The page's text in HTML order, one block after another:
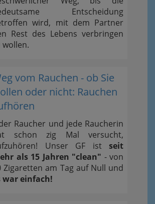
Entscheidung
wird, mit dem Partner
Rest des Lebens verbringen
wollen.
vom Rauchen - ob Sie
oder nicht: Rauchen
Raucher und jede Raucherin
schon zig Mal versucht,
Unser GF ist seit
als 15 Jahren "clean" - von
Zigaretten am Tag auf Null und
war einfach!